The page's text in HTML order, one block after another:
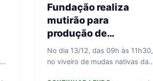
Fundação realiza
mutirão para
produção de
palmeira-juçara
No dia 13/12, das 09h às 11h30,
no viveiro de mudas nativas da